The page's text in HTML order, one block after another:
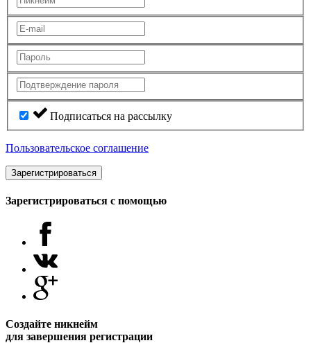
Подписаться на рассылку
Пользовательское соглашение
Зарегистрироваться
Зарегистрироваться с помощью
Создайте никнейм
для завершения регистрации